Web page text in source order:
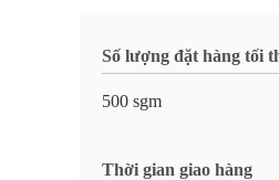
Số lượng đặt hàng tối
500 sgm
Thời gian giao hàng